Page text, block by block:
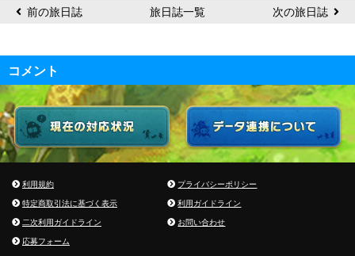
前の旅日誌 旅日誌一覧 次の旅日誌
コメント
利用規約
プライバシーポリシー
特定商取引法に基づく表示
利用ガイドライン
二次利用ガイドライン
お問い合わせ
応募フォーム